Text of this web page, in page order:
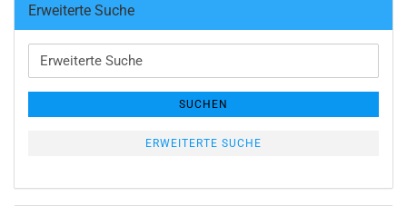
Erweiterte Suche
Erweiterte
Suche
SUCHEN
ERWEITERTE SUCHE